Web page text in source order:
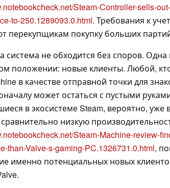
Steam-Controller-sells-
to-250.1289093.0.html. Требования к
перекупщикам покупку больших
система не обходится без споров. Одна
положении: новые клиенты. Любой,
в качестве отправной точки для
может остаться с пустыми
в экосистеме Steam, вероятно,
низкую
Steam-Machine-review-
than-Valve-s-gaming-PC.1326731.0.html,
именно потенциальных новых